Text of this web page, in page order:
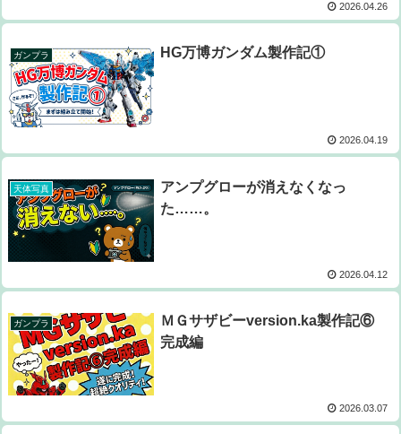
2026.04.26
ガンプラ HG万博ガンダム製作記①
2026.04.19
天体写真
アンプグローが消えなくなっ
た……。
2026.04.12
ガンプラ
ＭＧサザビーversion.ka製作記⑥
完成編
2026.03.07